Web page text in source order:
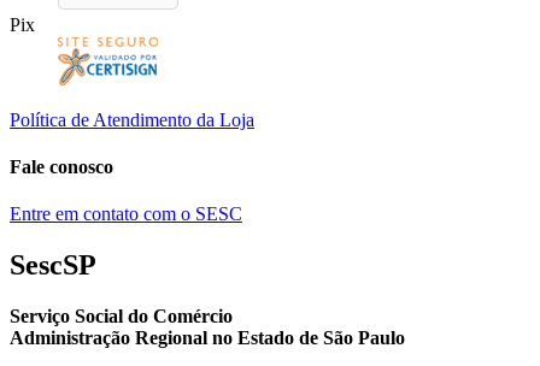
Pix
Política de Atendimento da Loja
Fale conosco
Entre em contato com o SESC
SescSP
Serviço Social do Comércio
Administração Regional no Estado de São Paulo